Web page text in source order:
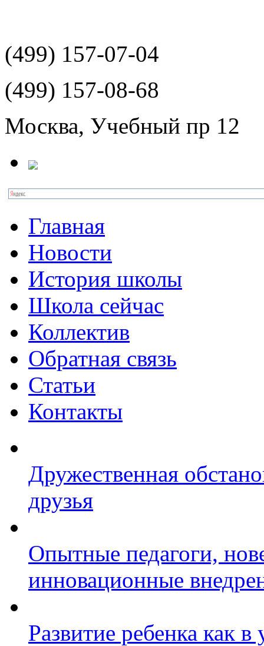
(499) 157-07-04
(499) 157-08-68
Москва, Учебный пр 12
Главная
Новости
История школы
Школа сейчас
Коллектив
Обратная связь
Статьи
Контакты
Дружественная
друзья
Опытные педагоги,
инновационные
Развитие ребенка как